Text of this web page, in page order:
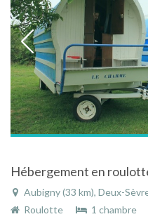
Aubigny (33 km), Deux-Sèvres,
Roulotte
1 chambre